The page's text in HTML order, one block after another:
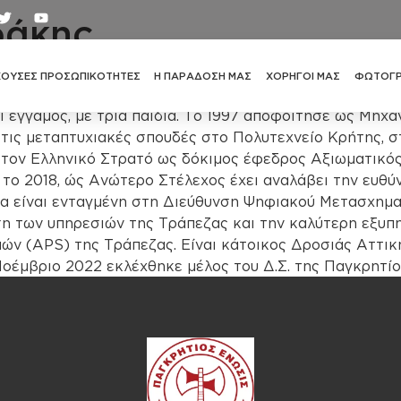
ΠΡΟΣΩΠΙΚΟΤΗΤΕΣ Η ΠΑΡΑΔΟΣΗ ΜΑΣ ΧΟΡΗΓΟΙ ΜΑΣ
έγγαμος, με τρία παιδιά. Το 1997 αποφοίτησε ως
μεταπτυχιακές σπουδές στο Πολυτεχνείο Κρήτης,
Ελληνικό Στρατό ως δόκιμος έφεδρος
2018, ώς Ανώτερο Στέλεχος έχει αναλάβει την
ενταγμένη στη Διεύθυνση Ψηφιακού
των υπηρεσιών της Τράπεζας και την καλύτερη
(APS) της Τράπεζας. Είναι κάτοικος Δροσιάς
2022 εκλέχθηκε μέλος του Δ.Σ. της